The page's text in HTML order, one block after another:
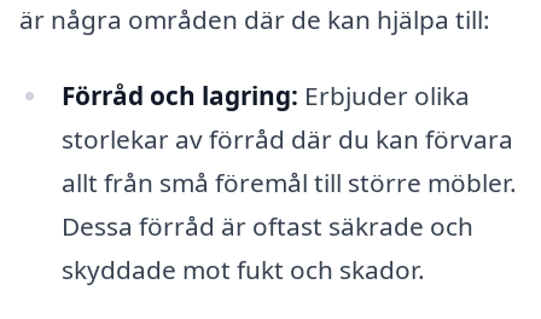
är några områden där de kan hjälpa till:
Förråd och lagring: Erbjuder olika
storlekar av förråd där du kan förvara
allt från små föremål till större möbler.
Dessa förråd är oftast säkrade och
skyddade mot fukt och skador.